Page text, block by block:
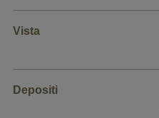
Vista
Depositi